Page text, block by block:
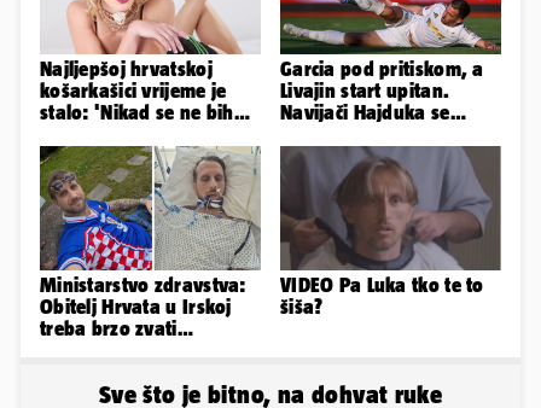
Najljepšoj hrvatskoj
košarkašici vrijeme je
stalo: 'Nikad se ne bih
Playboy...'
Garcia pod pritiskom, a
Livajin start upitan.
Navijači Hajduka se
straha
Ministarstvo zdravstva:
Obitelj Hrvata u Irskoj
treba brzo zvati
VIDEO Pa Luka tko te to
šiša?
Sve što je bitno, na dohvat ruke